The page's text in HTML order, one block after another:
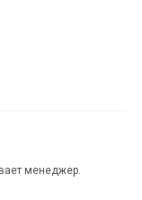
менеджер.